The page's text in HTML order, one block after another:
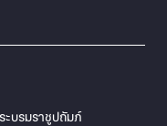
ะบรมราชูปถัมภ์